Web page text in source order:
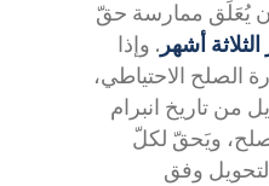
أن يُعَلِّق ممارسة حقّ
أشهر . وإذا
الصلح الاحتياطي،
من تاريخ انبرام
ويَحقّ لكلّ
وفق